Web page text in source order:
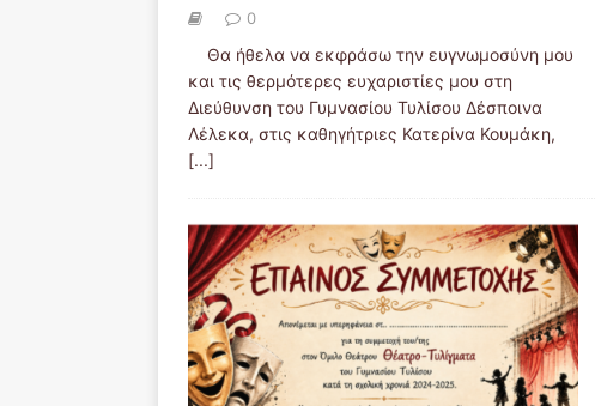
0
Θα ήθελα να εκφράσω την ευγνωμοσύνη μου
και τις θερμότερες ευχαριστίες μου στη
Διεύθυνση του Γυμνασίου Τυλίσου Δέσποινα
Λέλεκα, στις καθηγήτριες Κατερίνα Κουμάκη,
[...]